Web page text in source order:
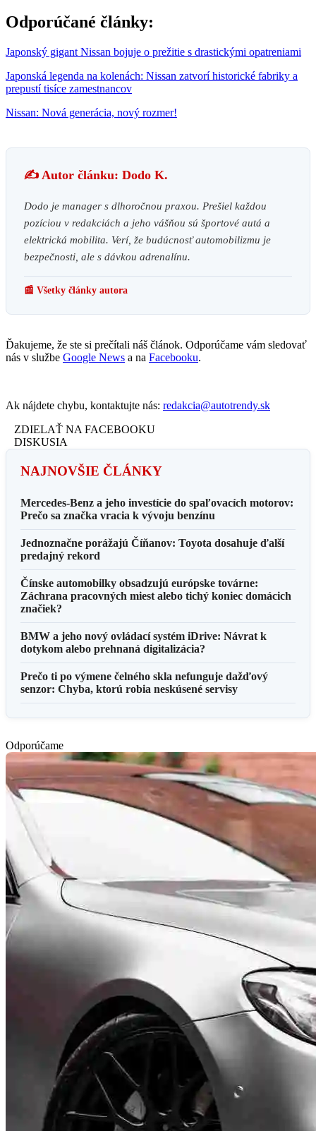
Odporúčané články:
Japonský gigant Nissan bojuje o prežitie s drastickými opatreniami
Japonská legenda na kolenách: Nissan zatvorí historické fabriky a
prepustí tisíce zamestnancov
Nissan: Nová generácia, nový rozmer!
✍️ Autor článku: Dodo K.
Dodo je manager s dlhoročnou praxou. Prešiel každou
pozíciou v redakciách a jeho vášňou sú športové autá a
elektrická mobilita. Verí, že budúcnosť automobilizmu je
bezpečnosti, ale s dávkou adrenalínu.
📰 Všetky články autora
Ďakujeme, že ste si prečítali náš článok. Odporúčame vám sledovať
nás v službe Google News a na Facebooku.
Ak nájdete chybu, kontaktujte nás: redakcia@autotrendy.sk
ZDIELAŤ NA FACEBOOKU
DISKUSIA
NAJNOVŠIE ČLÁNKY
Mercedes-Benz a jeho investície do spaľovacích motorov:
Prečo sa značka vracia k vývoju benzínu
Jednoznačne porážajú Číňanov: Toyota dosahuje ďalší
predajný rekord
Čínske automobilky obsadzujú európske továrne:
Záchrana pracovných miest alebo tichý koniec domácich
značiek?
BMW a jeho nový ovládací systém iDrive: Návrat k
dotykom alebo prehnaná digitalizácia?
Prečo ti po výmene čelného skla nefunguje dažďový
senzor: Chyba, ktorú robia neskúsené servisy
Odporúčame